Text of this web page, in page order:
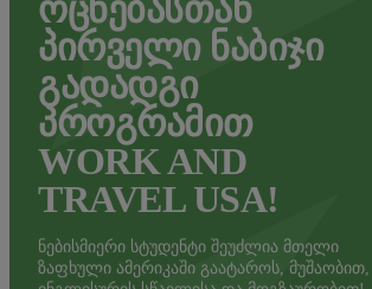
ᲝᲪᲜᲔᲑᲐᲡᲗᲐᲜ
ᲞᲘᲠᲕᲔᲚᲘ ᲜᲐᲑᲘᲯᲘ
ᲒᲐᲓᲐᲓᲒᲘ
ᲞᲠᲝᲒᲠᲐᲛᲘᲗ
WORK AND
TRAVEL USA!
ნებისმიერი სტუდენტი შეუძლია მთელი
ზაფხული ამერიკაში გაატაროს, მუშაობით,